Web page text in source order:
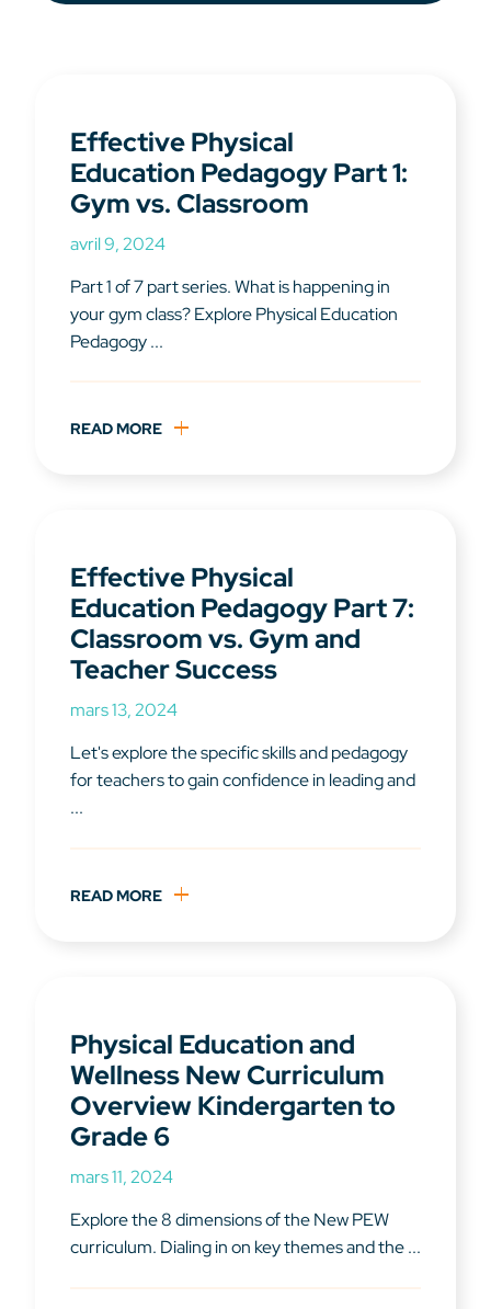
Effective Physical
Education Pedagogy Part 1:
Gym vs. Classroom
avril 9, 2024
Part 1 of 7 part series. What is happening in
your gym class? Explore Physical Education
Pedagogy ...
READ MORE
Effective Physical
Education Pedagogy Part 7:
Classroom vs. Gym and
Teacher Success
mars 13, 2024
Let's explore the specific skills and pedagogy
for teachers to gain confidence in leading and
...
READ MORE
Physical Education and
Wellness New Curriculum
Overview Kindergarten to
Grade 6
mars 11, 2024
Explore the 8 dimensions of the New PEW
curriculum. Dialing in on key themes and the ...